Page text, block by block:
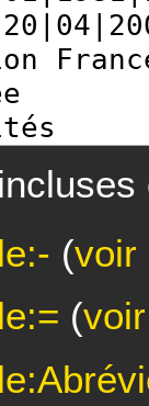
(voir
(